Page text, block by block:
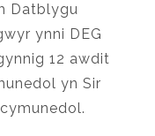
Datblygu
ynni DEG
12 awdit
yn Sir